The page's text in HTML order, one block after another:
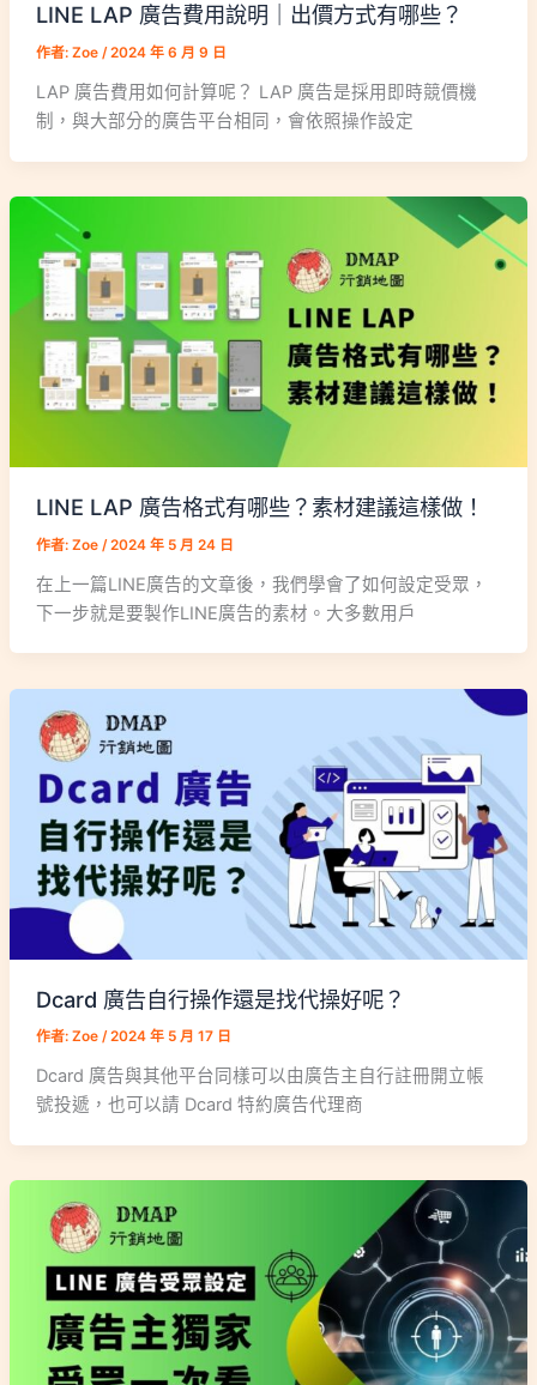
LINE LAP 廣告費用說明｜出價方式有哪些？
作者: Zoe /2024 年 6 月 9 日
LAP 廣告費用如何計算呢？ LAP 廣告是採用即時競價機
制，與大部分的廣告平台相同，會依照操作設定
LINE LAP 廣告格式有哪些？素材建議這樣做！
作者: Zoe /2024 年 5 月 24 日
在上一篇LINE廣告的文章後，我們學會了如何設定受眾，
下一步就是要製作LINE廣告的素材。大多數用戶
Dcard 廣告自行操作還是找代操好呢？
作者: Zoe /2024 年 5 月 17 日
Dcard 廣告與其他平台同樣可以由廣告主自行註冊開立帳
號投遞，也可以請 Dcard 特約廣告代理商